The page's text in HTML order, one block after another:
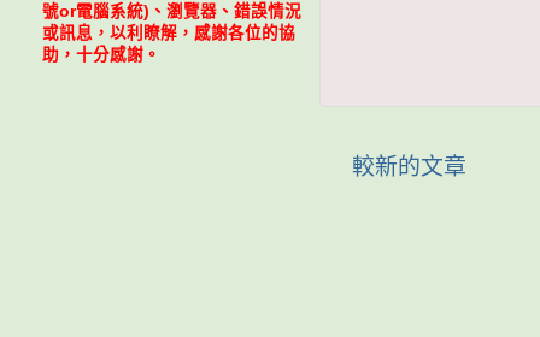
較新的文章
號or電腦系統)、瀏覽器、錯誤情況
或訊息，以利瞭解，感謝各位的協
助，十分感謝。